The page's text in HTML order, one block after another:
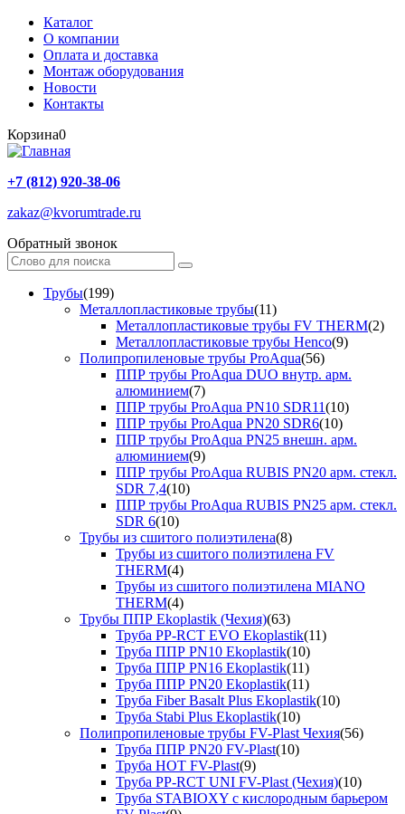
Каталог
О компании
Оплата и доставка
Монтаж оборудования
Новости
Контакты
Корзина0
+7 (812) 920-38-06
zakaz@kvorumtrade.ru
Обратный звонок
Трубы(199)
Металлопластиковые трубы(11)
Металлопластиковые трубы FV THERM(2)
Металлопластиковые трубы Henco(9)
Полипропиленовые трубы ProAqua(56)
ППР трубы ProAqua DUO внутр. арм.
алюминием(7)
ППР трубы ProAqua PN10 SDR11(10)
ППР трубы ProAqua PN20 SDR6(10)
ППР трубы ProAqua PN25 внешн. арм.
алюминием(9)
ППР трубы ProAqua RUBIS PN20 арм. стекл.
SDR 7,4(10)
ППР трубы ProAqua RUBIS PN25 арм. стекл.
SDR 6(10)
Трубы из сшитого полиэтилена(8)
Трубы из сшитого полиэтилена FV
THERM(4)
Трубы из сшитого полиэтилена MIANO
THERM(4)
Трубы ППР Ekoplastik (Чехия)(63)
Труба PP-RCT EVO Ekoplastik(11)
Труба ППР PN10 Ekoplastik(10)
Труба ППР PN16 Ekoplastik(11)
Труба ППР PN20 Ekoplastik(11)
Труба Fiber Basalt Plus Ekoplastik(10)
Труба Stabi Plus Ekoplastik(10)
Полипропиленовые трубы FV-Plast Чехия(56)
Труба ППР PN20 FV-Plast(10)
Труба HOT FV-Plast(9)
Труба PP-RCT UNI FV-Plast (Чехия)(10)
Труба STABIOXY с кислородным барьером